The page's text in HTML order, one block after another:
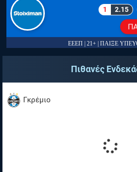
1
2.15
ΕΕΕΠ | 21+ | ΠΑΙΞΕ
Πιθανές
Γκρέμιο